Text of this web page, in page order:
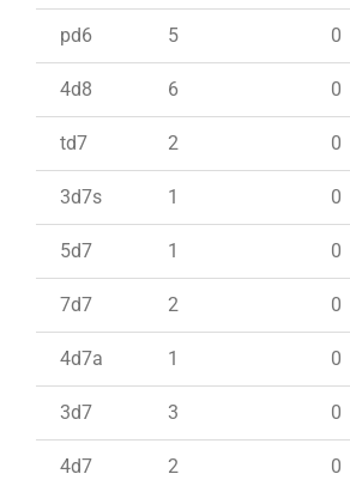
pd6 5 0
4d8 6 0
td7 2 0
3d7s 1 0
5d7 1 0
7d7 2 0
4d7a 1 0
3d7 3 0
4d7 2 0